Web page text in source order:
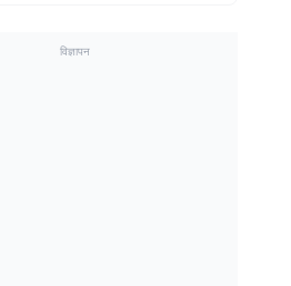
विज्ञापन